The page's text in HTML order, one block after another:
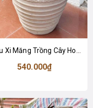
540.000₫